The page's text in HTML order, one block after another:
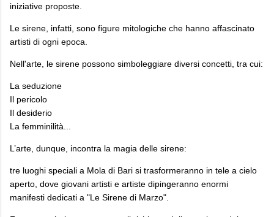
iniziative proposte.
Le sirene, infatti, sono figure mitologiche che hanno affascinato
artisti di ogni epoca.
Nell'arte, le sirene possono simboleggiare diversi concetti, tra cui:
La seduzione
Il pericolo
Il desiderio
La femminilità...
L’arte, dunque, incontra la magia delle sirene:
tre luoghi speciali a Mola di Bari si trasformeranno in tele a cielo
aperto, dove giovani artisti e artiste dipingeranno enormi
manifesti dedicati a "Le Sirene di Marzo".